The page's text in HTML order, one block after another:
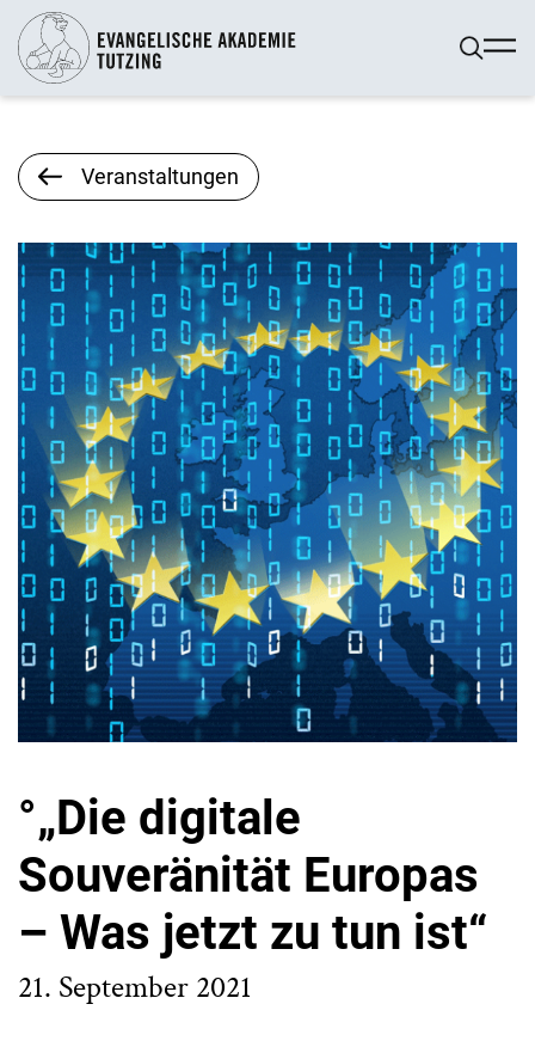
Veranstaltungen
°„Die digitale
Souveränität Europas
– Was jetzt zu tun ist“
21. September 2021